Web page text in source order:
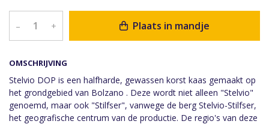
OMSCHRIJVING
Stelvio DOP is een halfharde, gewassen korst kaas gemaakt op
het grondgebied van Bolzano . Deze wordt niet alleen "Stelvio"
genoemd, maar ook "Stilfser", vanwege de berg Stelvio-Stilfser,
het geografische centrum van de productie. De regio's van deze
– + Plaats in mandje